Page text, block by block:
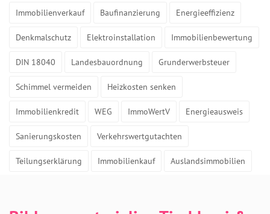
Immobilienverkauf Baufinanzierung Energieeffizienz
Denkmalschutz Elektroinstallation Immobilienbewertung
DIN 18040 Landesbauordnung Grunderwerbsteuer
Schimmel vermeiden Heizkosten senken
Immobilienkredit WEG ImmoWertV Energieausweis
Sanierungskosten Verkehrswertgutachten
Teilungserklärung Immobilienkauf Auslandsimmobilien